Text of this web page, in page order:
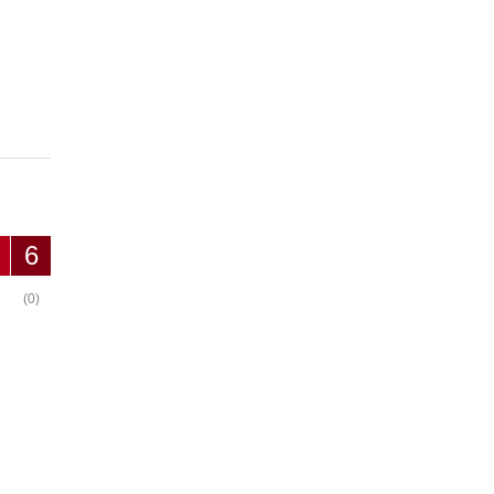
6
(0)